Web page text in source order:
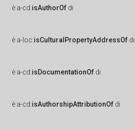
è a-cd:isAuthorOf di
è a-loc:isCulturalPropertyAddressOf di
è a-cd:isDocumentationOf di
è a-cd:isAuthorshipAttributionOf di